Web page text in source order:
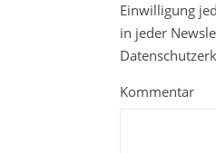
Einwilligung
in jeder
Kommentar